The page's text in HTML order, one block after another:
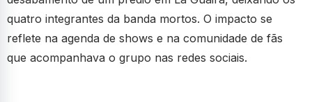
quatro integrantes da banda mortos. O impacto se
reflete na agenda de shows e na comunidade de fãs
que acompanhava o grupo nas redes sociais.